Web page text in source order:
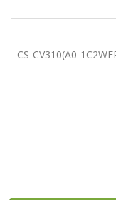
CS-CV310(A0-